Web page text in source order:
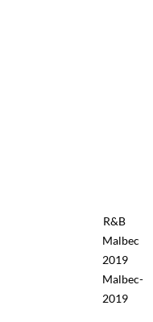
R&B
Malbec
2019
Malbec-
2019